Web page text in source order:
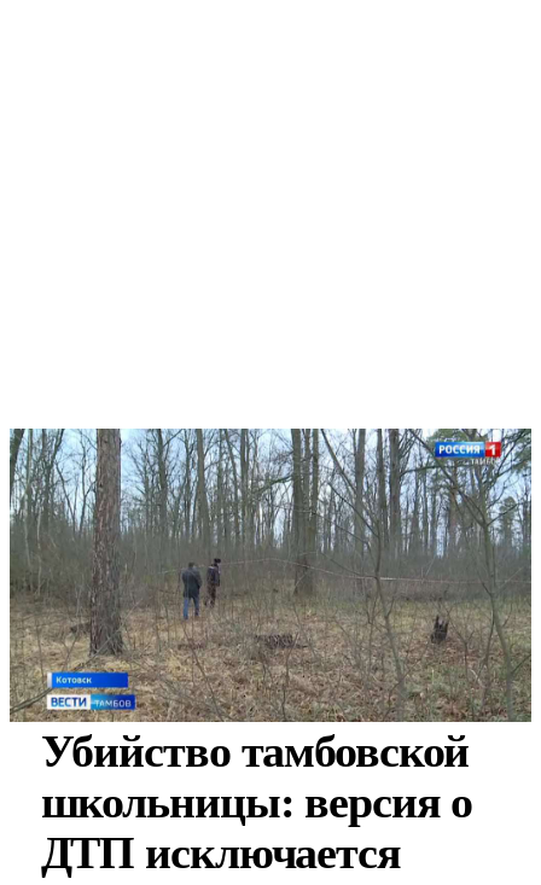
Убийство тамбовской
школьницы: версия о
ДТП исключается